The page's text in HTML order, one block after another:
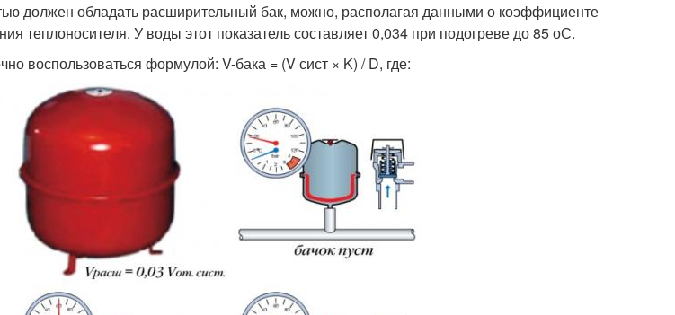
должен обладать расширительный бак, можно, располагая данными о коэффициенте
теплоносителя. У воды этот показатель составляет 0,034 при подогреве до 85 оС.
воспользоваться формулой: V-бака = (V сист × K) / D, где: